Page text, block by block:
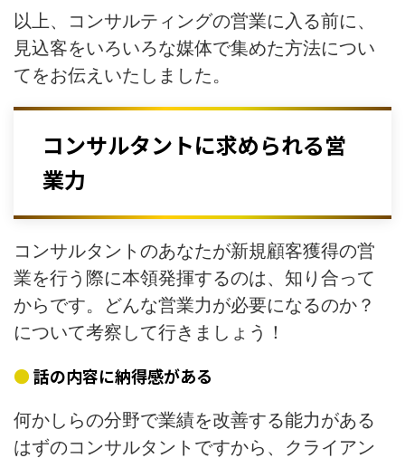
以上、コンサルティングの営業に入る前に、
見込客をいろいろな媒体で集めた方法につい
てをお伝えいたしました。
コンサルタントに求められる営
業力
コンサルタントのあなたが新規顧客獲得の営
業を行う際に本領発揮するのは、知り合って
からです。どんな営業力が必要になるのか？
について考察して行きましょう！
話の内容に納得感がある
何かしらの分野で業績を改善する能力がある
はずのコンサルタントですから、クライアン